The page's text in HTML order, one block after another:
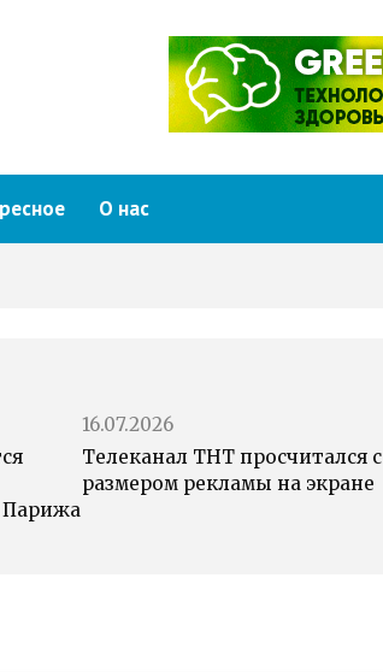
О нас
Парижа
16.07.2026
Телеканал ТНТ просчитался с
размером рекламы на экране